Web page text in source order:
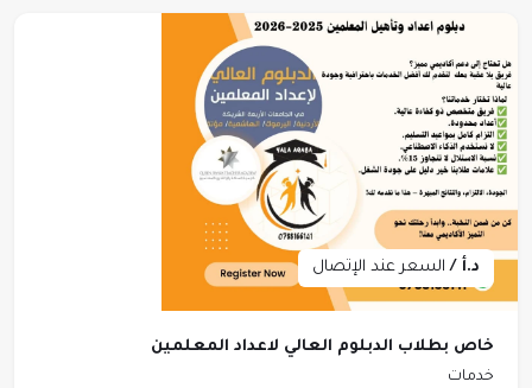
د.أ / السعر عند الإتصال
خاص بطلاب الدبلوم العالي لاعداد المعلمين
خدمات